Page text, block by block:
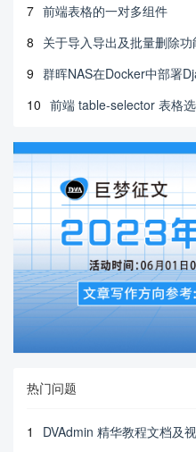
7 前端表格的一对多组件
8 关于导入导出及批量删除
9 群晖NAS在Docker中部署
10 前端 table-selector 表格
热门问题
1
DVAdmin 精华教程文档及